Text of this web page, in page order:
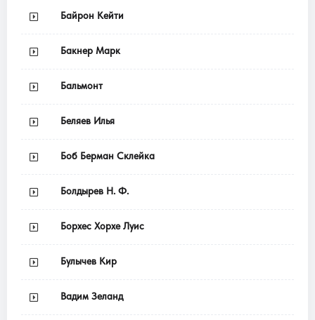
Байрон Кейти
Бакнер Марк
Бальмонт
Беляев Илья
Боб Берман Склейка
Болдырев Н. Ф.
Борхес Хорхе Луис
Булычев Кир
Вадим Зеланд